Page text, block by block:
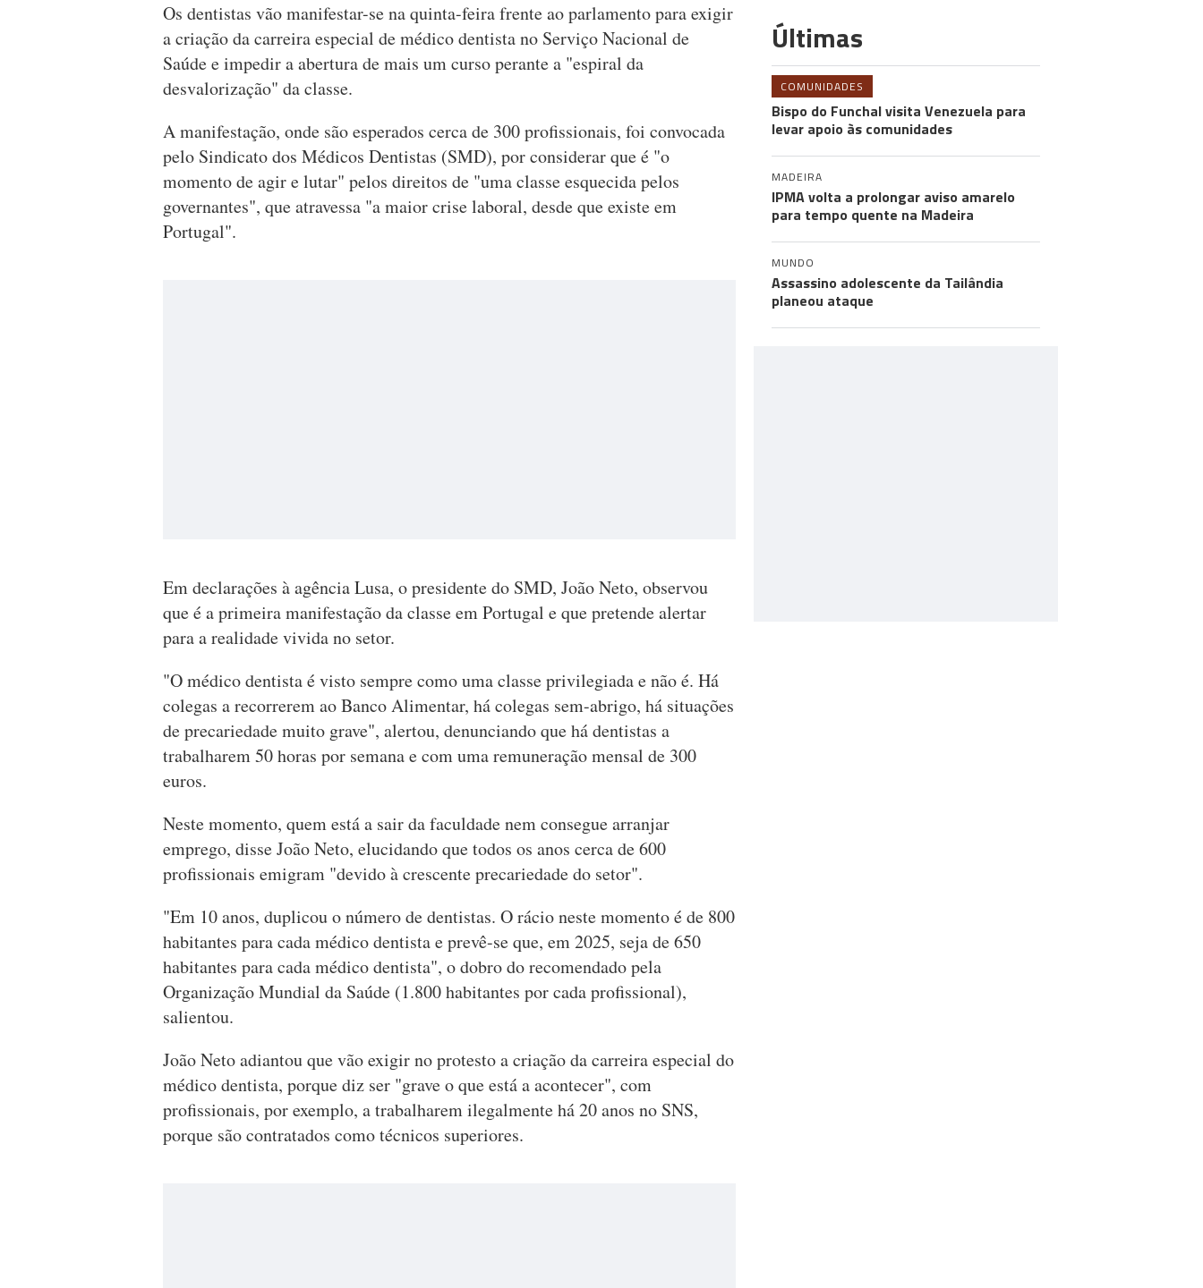
Os dentistas vão manifestar-se na quinta-feira frente ao parlamento para exigir
a criação da carreira especial de médico dentista no Serviço Nacional de
Saúde e impedir a abertura de mais um curso perante a "espiral da
desvalorização" da classe.
A manifestação, onde são esperados cerca de 300 profissionais, foi convocada
pelo Sindicato dos Médicos Dentistas (SMD), por considerar que é "o
momento de agir e lutar" pelos direitos de "uma classe esquecida pelos
governantes", que atravessa "a maior crise laboral, desde que existe em
Portugal".
Em declarações à agência Lusa, o presidente do SMD, João Neto, observou
que é a primeira manifestação da classe em Portugal e que pretende alertar
para a realidade vivida no setor.
"O médico dentista é visto sempre como uma classe privilegiada e não é. Há
colegas a recorrerem ao Banco Alimentar, há colegas sem-abrigo, há situações
de precariedade muito grave", alertou, denunciando que há dentistas a
trabalharem 50 horas por semana e com uma remuneração mensal de 300
euros.
Neste momento, quem está a sair da faculdade nem consegue arranjar
emprego, disse João Neto, elucidando que todos os anos cerca de 600
profissionais emigram "devido à crescente precariedade do setor".
"Em 10 anos, duplicou o número de dentistas. O rácio neste momento é de 800
habitantes para cada médico dentista e prevê-se que, em 2025, seja de 650
habitantes para cada médico dentista", o dobro do recomendado pela
Organização Mundial da Saúde (1.800 habitantes por cada profissional),
salientou.
João Neto adiantou que vão exigir no protesto a criação da carreira especial do
médico dentista, porque diz ser "grave o que está a acontecer", com
profissionais, por exemplo, a trabalharem ilegalmente há 20 anos no SNS,
porque são contratados como técnicos superiores.
Últimas
COMUNIDADES
Bispo do Funchal visita Venezuela para
levar apoio às comunidades
MADEIRA
IPMA volta a prolongar aviso amarelo
para tempo quente na Madeira
MUNDO
Assassino adolescente da Tailândia
planeou ataque